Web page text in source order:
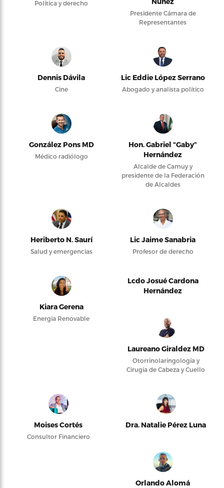
Política y derecho
Presidente Cámara de
Representantes
Dennis Dávila
Cine
Lic Eddie López Serrano
Abogado y analista político
González Pons MD
Médico radiólogo
Hon. Gabriel “Gaby”
Hernández
Alcalde de Camuy y
presidente de la Federación
de Alcaldes
Heriberto N. Saurí
Salud y emergencias
Lic Jaime Sanabria
Profesor de derecho
Kiara Gerena
Energía Renovable
Lcdo Josué Cardona
Hernández
Laureano Giraldez MD
Otorrinolaringología y
Cirugía de Cabeza y Cuello
Moises Cortés
Consultor Financiero
Dra. Natalie Pérez Luna
Orlando Alomá